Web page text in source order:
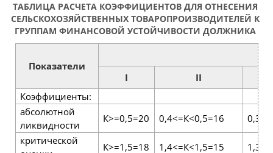
ТАБЛИЦА РАСЧЕТА КОЭФФИЦИЕНТОВ ДЛЯ ОТНЕСЕНИЯ
СЕЛЬСКОХОЗЯЙСТВЕННЫХ ТОВАРОПРОИЗВОДИТЕЛЕЙ К
ГРУППАМ ФИНАНСОВОЙ УСТОЙЧИВОСТИ ДОЛЖНИКА
Показатели
I
II
Коэффициенты:
абсолютной
ликвидности
К>=0,5=20 0,4<=К<0,5=16
критической
К>=1,5=18 1,4<=К<1,5=15